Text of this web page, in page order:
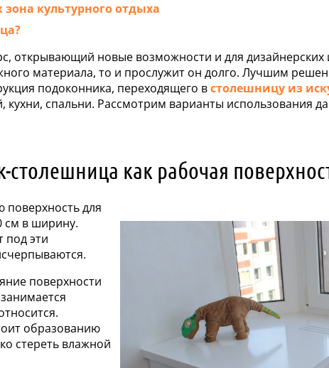
культурного отдыха
открывающий новые возможности и для дизайнерских
материала, то и прослужит он долго. Лучшим
подоконника, переходящего встолешницу из
спальни. Рассмотрим варианты использования
столешница как рабочая
поверхность для
см в ширину.
под эти
поверхности
образованию
стереть влажной